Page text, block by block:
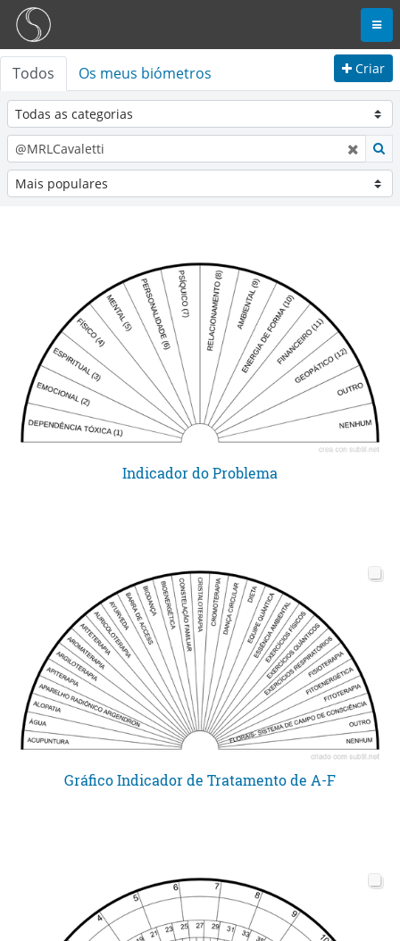
Todos Os meus biómetros Criar
Indicador do Problema
Gráfico Indicador de Tratamento de A-F